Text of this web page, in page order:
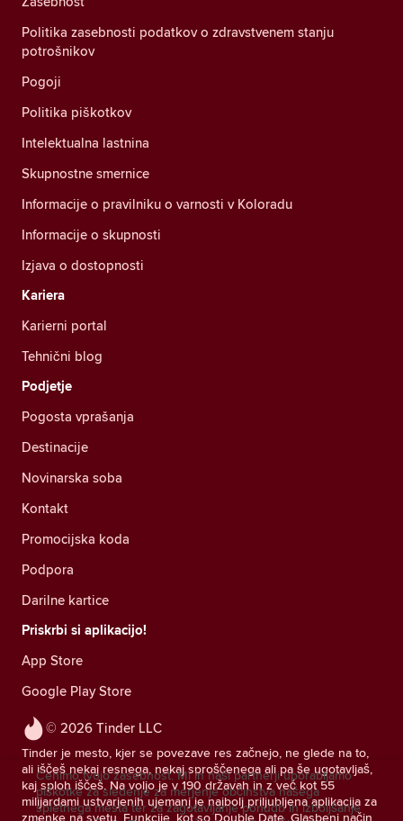
© 2026 Tinder LLC
Tinder je mesto, kjer se povezave res začnejo, ne glede na to,
ali iščeš nekaj resnega, nekaj sproščenega ali pa še ugotavljaš,
kaj sploh iščeš. Na voljo je v 190 državah in z več kot 55
milijardami ustvarjenih ujemanj je najbolj priljubljena aplikacija za
zmenke na svetu. Funkcije, kot so Double Date, Glasbeni način,
Politika zasebnosti podatkov o zdravstvenem stanju
potrošnikov
Pogoji
Politika piškotkov
Intelektualna lastnina
Skupnostne smernice
Informacije o pravilniku o varnosti v Koloradu
Informacije o skupnosti
Izjava o dostopnosti
Kariera
Karierni portal
Tehnični blog
Podjetje
Pogosta vprašanja
Destinacije
Novinarska soba
Kontakt
Promocijska koda
Podpora
Darilne kartice
Priskrbi si aplikacijo!
App Store
Google Play Store
Cenimo tvojo zasebnost. Mi in naši partnerji uporabljamo
piškotke za sledenje za merjenje občinstva našega
spletnega mesta ter za zagotavljanje ponudb in izboljšanje